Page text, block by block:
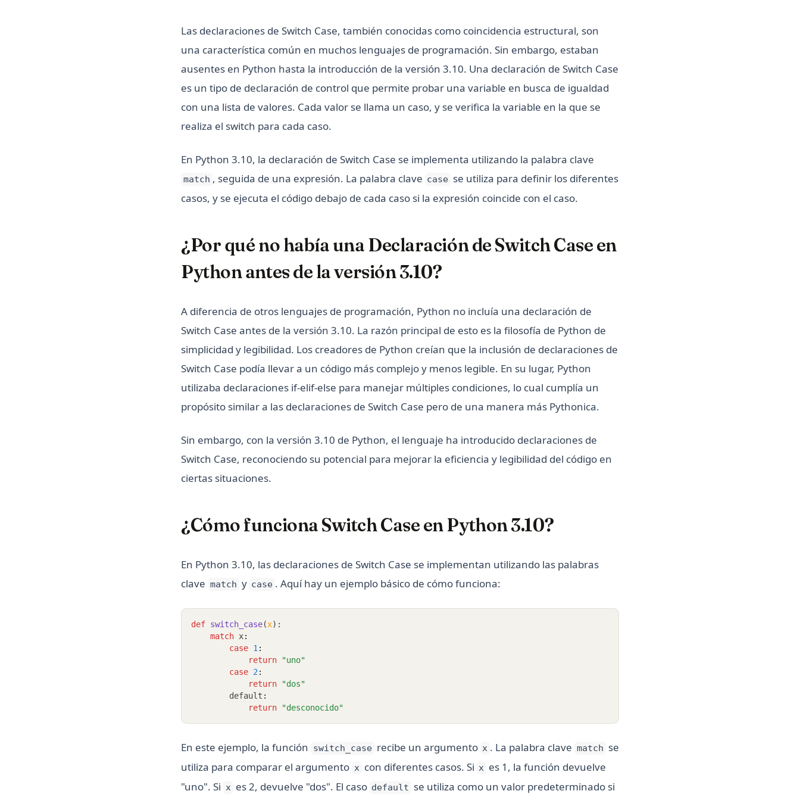
Las declaraciones de Switch Case, también conocidas como coincidencia estructural, son
una característica común en muchos lenguajes de programación. Sin embargo, estaban
ausentes en Python hasta la introducción de la versión 3.10. Una declaración de Switch Case
es un tipo de declaración de control que permite probar una variable en busca de igualdad
con una lista de valores. Cada valor se llama un caso, y se verifica la variable en la que se
realiza el switch para cada caso.
En Python 3.10, la declaración de Switch Case se implementa utilizando la palabra clave
match , seguida de una expresión. La palabra clave case se utiliza para definir los diferentes
casos, y se ejecuta el código debajo de cada caso si la expresión coincide con el caso.
¿Por qué no había una Declaración de Switch Case en
Python antes de la versión 3.10?
A diferencia de otros lenguajes de programación, Python no incluía una declaración de
Switch Case antes de la versión 3.10. La razón principal de esto es la filosofía de Python de
simplicidad y legibilidad. Los creadores de Python creían que la inclusión de declaraciones de
Switch Case podía llevar a un código más complejo y menos legible. En su lugar, Python
utilizaba declaraciones if-elif-else para manejar múltiples condiciones, lo cual cumplía un
propósito similar a las declaraciones de Switch Case pero de una manera más Pythonica.
Sin embargo, con la versión 3.10 de Python, el lenguaje ha introducido declaraciones de
Switch Case, reconociendo su potencial para mejorar la eficiencia y legibilidad del código en
ciertas situaciones.
¿Cómo funciona Switch Case en Python 3.10?
En Python 3.10, las declaraciones de Switch Case se implementan utilizando las palabras
clave match y case . Aquí hay un ejemplo básico de cómo funciona:
def switch_case(x):
match x:
case 1 :
return
"uno"
case 2 :
return
"dos"
        default
:
return
"desconocido"
En este ejemplo, la función switch_case recibe un argumento x . La palabra clave match se
utiliza para comparar el argumento x con diferentes casos. Si x es 1, la función devuelve
"uno". Si x es 2, devuelve "dos". El caso default se utiliza como un valor predeterminado si